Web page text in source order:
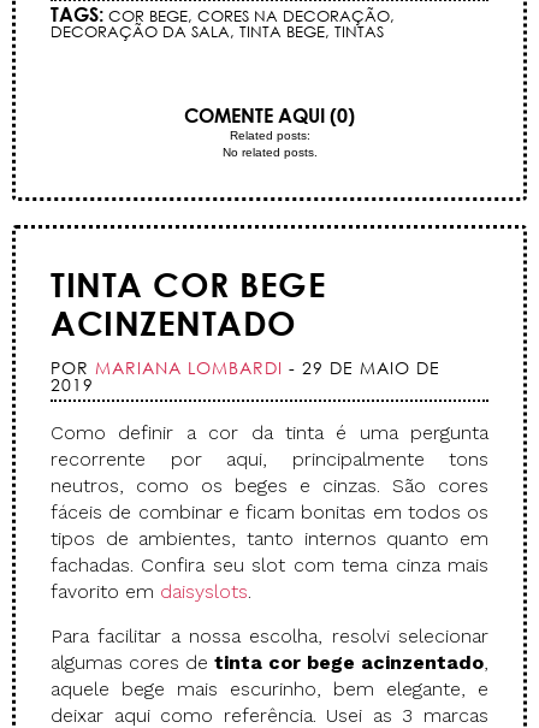
TAGS: COR BEGE, CORES NA DECORAÇÃO,
DECORAÇÃO DA SALA, TINTA BEGE, TINTAS
COMENTE AQUI (0)
Related posts:
No related posts.
TINTA COR BEGE
ACINZENTADO
POR MARIANA LOMBARDI - 29 DE MAIO DE
2019
Como definir a cor da tinta é uma pergunta
recorrente por aqui, principalmente tons
neutros, como os beges e cinzas. São cores
fáceis de combinar e ficam bonitas em todos os
tipos de ambientes, tanto internos quanto em
fachadas. Confira seu slot com tema cinza mais
favorito em daisyslots
Para facilitar a nossa escolha, resolvi selecionar
algumas cores de tinta cor bege acinzentado
aquele bege mais escurinho, bem elegante, e
deixar aqui como referência. Usei as 3 marcas